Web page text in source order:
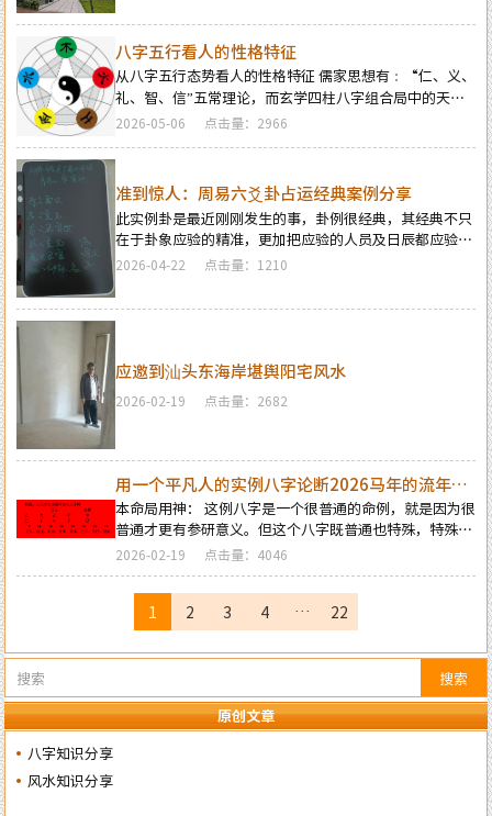
搜索
原创文章
八字知识分享
风水知识分享
于《芭洲中心大楼》写字楼中，今天闲暇之余，以白话文
的格式顺带对芭洲中心大楼的风水格局态势的优缺点进行
点评。 而要想更科学的论断芭洲中心大楼的风水格局态
势，就必须先了解知道芭洲中心大楼及本区位的风水来龙
源头…
八字五行看人的性格特征
从八字五行态势看人的性格特征 儒家思想有﹕“仁、义、
礼、智、信”五常理论，而玄学四柱八字组合局中的天干
地支含有“木、金、火、水、土”五种五行属性，这五种
信。因八字干支组合局中这五种五行属性强弱态势不同也
就造就了每个人性格特点的各异，所以，一个高明的四柱
八字预测师一看八字一眼就能够看出一个人的性格特点…
2026-05-06 点击量：2966
准到惊人：周易六爻卦占运经典案例分享
此实例卦是最近刚刚发生的事，卦例很经典，其经典不只
在于卦象应验的精准，更加把应验的人员及日辰都应验无
遗和精确，值得周易六爻预测者的学习和研究。本卦是一
2026-04-22 点击量：1210
应邀到汕头东海岸堪舆阳宅风水
2026-02-19 点击量：2682
用一个平凡人的实例八字论断2026马年的流年运
势
本命局用神： 这例八字是一个很普通的命例，就是因为很
普通才更有参研意义。但这个八字既普通也特殊，特殊的
是这个命局是一个属于通关用神的格局。从这个八字中可
以看出：己未日主己土生于寒冬的农历十一月子水财星临
旺，仲冬寒湿水气过旺之时，需要用火来烘暖万物，然而
命局中仅有的年支巳火处死绝之地又不透干，死绝之火无
力来烘暧命局中的各类五行，幸喜命局中有甲乙木透干以
泄水生火的态势，甲乙木具有通关用神的作用。
2026-02-19 点击量：4046
1 2 3 4 ··· 22